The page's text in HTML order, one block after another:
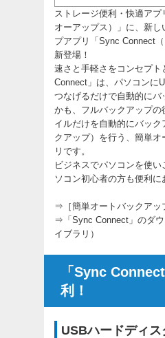
ストレージ便利・快適ア
オーアップス）」に、新し
プアプリ「Sync Connect
新登場！
速さと手軽さをコンセプト
Connect」は、パソコンに
つなげるだけで自動的にバ
かも、フルバックアップの
イルだけを自動的にバック
クアップ）を行う、簡単
リです。
ビジネスでパソコンを使
ソコン初心者の方も便利に
⇒ ［簡単オートバックア
⇒ 「Sync Connect」のダ
イブラリ）
「Sync
利！
USBハードディ